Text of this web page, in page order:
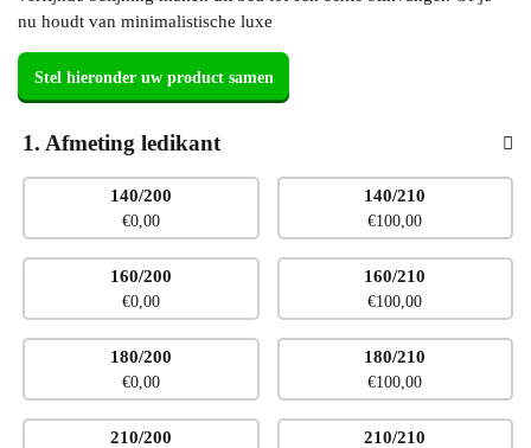
nu houdt van minimalistische luxe
Stel hieronder uw product samen
1 Afmeting ledikant
ledikant
140/200
€0,00
140/210
€100,00
160/200
€0,00
160/210
€100,00
180/200
€0,00
180/210
€100,00
210/200 210/210